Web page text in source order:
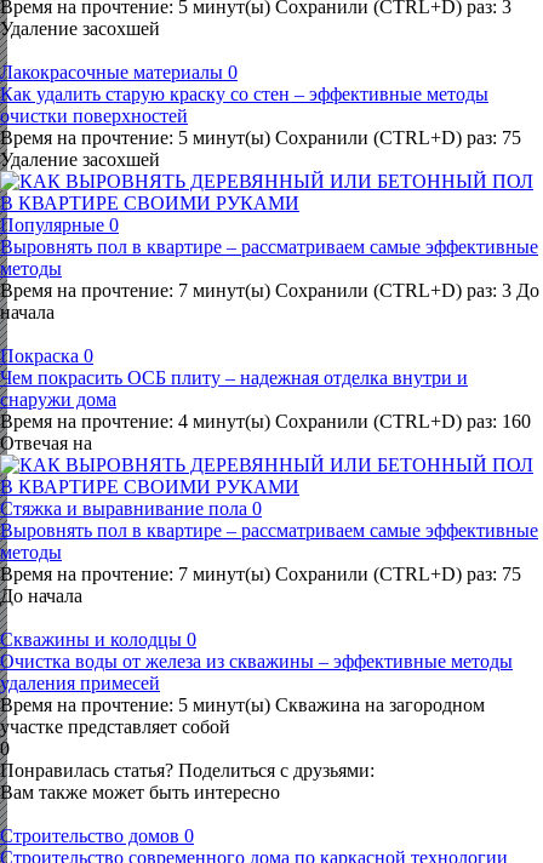
Время на прочтение: 5 минут(ы) Сохранили (CTRL+D) раз: 3
Удаление засохшей
Лакокрасочные материалы 0
Как удалить старую краску со стен – эффективные методы
очистки поверхностей
Время на прочтение: 5 минут(ы) Сохранили (CTRL+D) раз: 75
Удаление засохшей
Популярные 0
Выровнять пол в квартире – рассматриваем самые эффективные
методы
Время на прочтение: 7 минут(ы) Сохранили (CTRL+D) раз: 3 До
начала
Покраска 0
Чем покрасить ОСБ плиту – надежная отделка внутри и
снаружи дома
Время на прочтение: 4 минут(ы) Сохранили (CTRL+D) раз: 160
Отвечая на
Стяжка и выравнивание пола 0
Выровнять пол в квартире – рассматриваем самые эффективные
методы
Время на прочтение: 7 минут(ы) Сохранили (CTRL+D) раз: 75
До начала
Скважины и колодцы 0
Очистка воды от железа из скважины – эффективные методы
удаления примесей
Время на прочтение: 5 минут(ы) Скважина на загородном
участке представляет собой
0
Понравилась статья? Поделиться с друзьями:
Вам также может быть интересно
Строительство домов 0
Строительство современного дома по каркасной технологии